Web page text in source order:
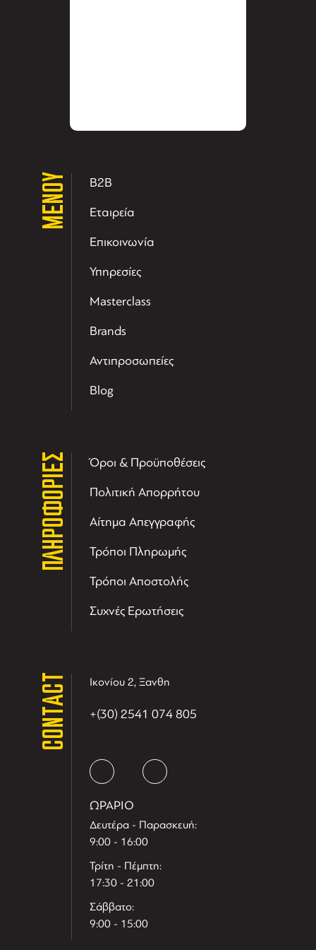
ΜΕΝΟΥ B2B
Εταιρεία
Επικοινωνία
Υπηρεσίες
Masterclass
Brands
Αντιπροσωπείες
Blog
ΠΛΗΡΟΦΟΡΙΕΣ Όροι & Προϋποθέσεις
Πολιτική Απορρήτου
Αίτημα Απεγγραφής
Τρόποι Πληρωμής
Τρόποι Αποστολής
Συχνές Ερωτήσεις
CONTACT Ικονίου 2, Ξανθη
+(30) 2541 074 805
ΩΡΑΡΙΟ
Δευτέρα - Παρασκευή:
9:00 - 16:00
Τρίτη - Πέμπτη:
17:30 - 21:00
Σάββατο:
9:00 - 15:00